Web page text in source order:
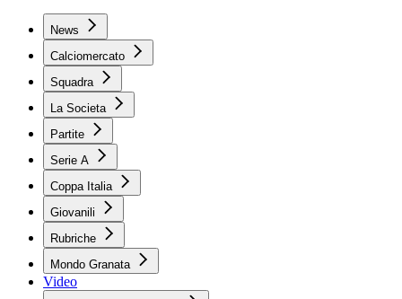
News
Calciomercato
Squadra
La Societa
Partite
Serie A
Coppa Italia
Giovanili
Rubriche
Mondo Granata
Video